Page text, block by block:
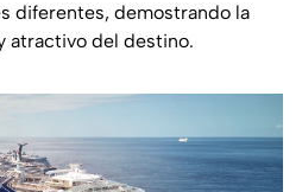
diferentes, demostrando la
atractivo del destino.